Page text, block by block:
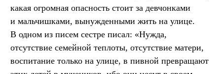
какая огромная опасность стоит за девчонками
и мальчишками, вынужденными жить на улице.
В одном из писем сестре писал: «Нужда,
отсутствие семейной теплоты, отсутствие матери,
воспитание только на улице, в пивной превращают